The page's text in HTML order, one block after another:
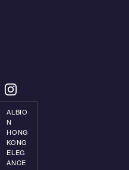
ALBIO
N
HONG
KONG
ELEG
ANCE